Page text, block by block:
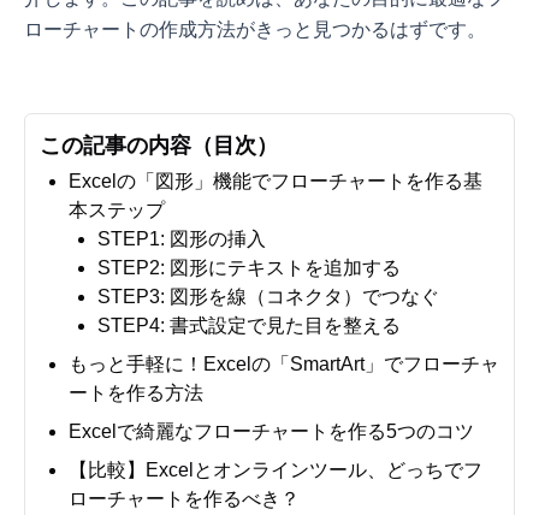
ローチャートの作成方法がきっと見つかるはずです。
この記事の内容（目次）
Excelの「図形」機能でフローチャートを作る基
本ステップ
STEP1: 図形の挿入
STEP2: 図形にテキストを追加する
STEP3: 図形を線（コネクタ）でつなぐ
STEP4: 書式設定で見た目を整える
もっと手軽に！Excelの「SmartArt」でフローチャ
ートを作る方法
Excelで綺麗なフローチャートを作る5つのコツ
【比較】Excelとオンラインツール、どっちでフ
ローチャートを作るべき？